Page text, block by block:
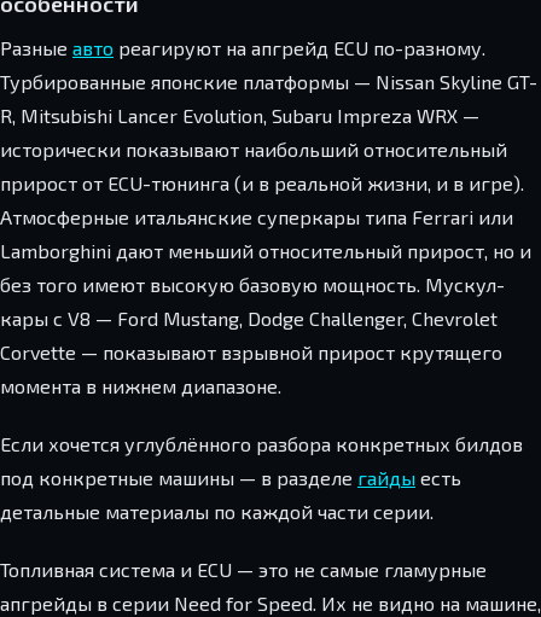
Разные авто реагируют на апгрейд ECU по-разному.
Турбированные японские платформы — Nissan Skyline GT-
R, Mitsubishi Lancer Evolution, Subaru Impreza WRX —
исторически показывают наибольший относительный
прирост от ECU-тюнинга (и в реальной жизни, и в игре).
Атмосферные итальянские суперкары типа Ferrari или
Lamborghini дают меньший относительный прирост, но и
без того имеют высокую базовую мощность. Мускул-
кары с V8 — Ford Mustang, Dodge Challenger, Chevrolet
Corvette — показывают взрывной прирост крутящего
момента в нижнем диапазоне.
Если хочется углублённого разбора конкретных билдов
под конкретные машины — в разделе гайды есть
детальные материалы по каждой части серии.
Топливная система и ECU — это не самые гламурные
апгрейды в серии Need for Speed. Их не видно на машине,